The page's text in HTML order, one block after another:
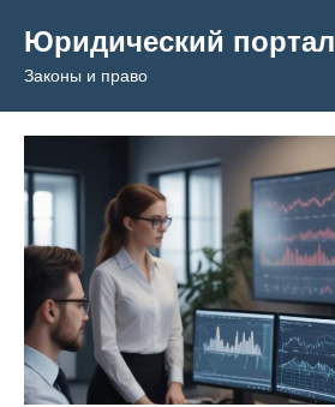
содержимому
Юридический портал
Законы и право